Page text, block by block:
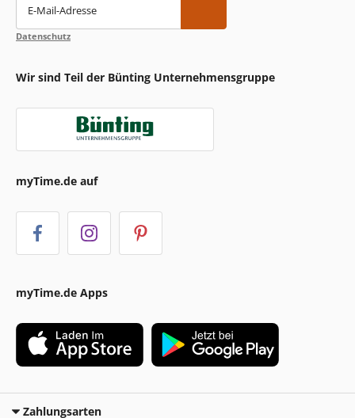
E-Mail-Adresse
Datenschutz
Wir sind Teil der Bünting Unternehmensgruppe
myTime.de auf
myTime.de Apps
Zahlungsarten